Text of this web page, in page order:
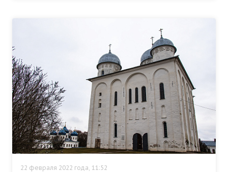
22 февраля 2022 года, 11:52